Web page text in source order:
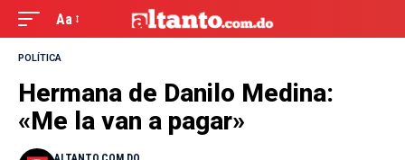
Aa
POLÍTICA
Hermana de Danilo Medina:
«Me la van a pagar»